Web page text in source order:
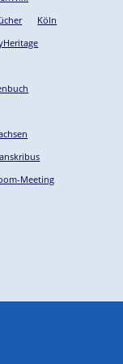
Köln
Meeting